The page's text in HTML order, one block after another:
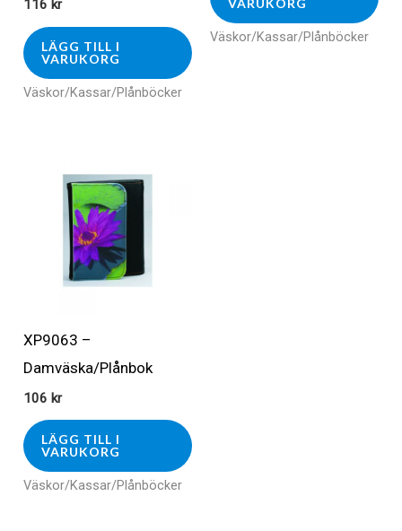
116 kr
LÄGG TILL I
VARUKORG
Väskor/Kassar/Plånböcker
VARUKORG
Väskor/Kassar/Plånböcker
XP9063 –
Damväska/Plånbok
106 kr
LÄGG TILL I
VARUKORG
Väskor/Kassar/Plånböcker